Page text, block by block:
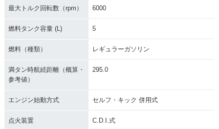
最大トルク回転数（rpm） 6000
燃料タンク容量 (L) 5
燃料（種類） レギュラーガソリン
満タン時航続距離（概算・
参考値）
295.0
エンジン始動方式 セルフ・キック 併用式
点火装置 C.D.I.式